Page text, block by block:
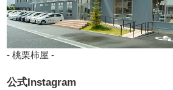
- 桃栗柿屋 -
公式Instagram